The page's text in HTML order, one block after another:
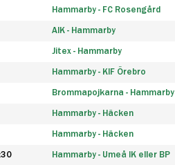
Hammarby - FC Rosengård
AIK - Hammarby
Jitex - Hammarby
Hammarby - KIF Örebro
Brommapojkarna - Hammarby
Hammarby - Häcken
Hammarby - Häcken
Hammarby - Umeå IK eller BP